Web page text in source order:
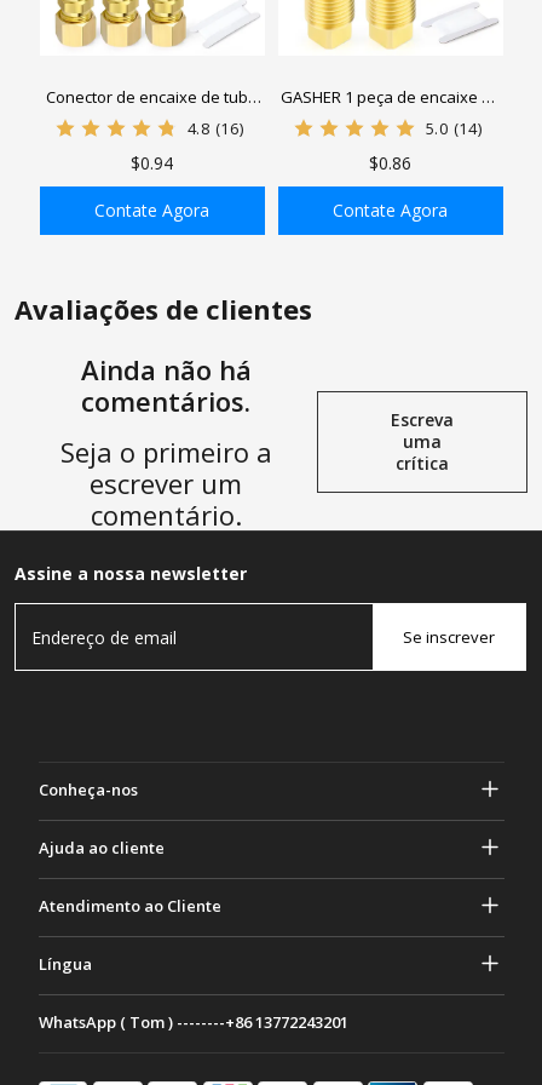
ADICIONAR À SACOLA
Conector de encaixe de tubo
de tubo de compressão de
de tubo x tubo
4.8 (16)
$0.94
Contate Agora
ADICIONAR À SACOLA
GASHER 1 peça de encaixe de
latão macho encaixe de tubo
quadrada
5.0 (14)
$0.86
Contate Agora
Avaliações de clientes
Ainda não há
comentários.
Seja o primeiro a
escrever um
comentário.
Escreva
uma
crítica
Assine a nossa newsletter
Se inscrever
Conheça-nos
Termos e Condições
Ajuda ao cliente
Contate-nos
Atendimento ao Cliente
Métodos de Pagamento
Língua
WhatsApp ( Tom ) --------+86 13772243201